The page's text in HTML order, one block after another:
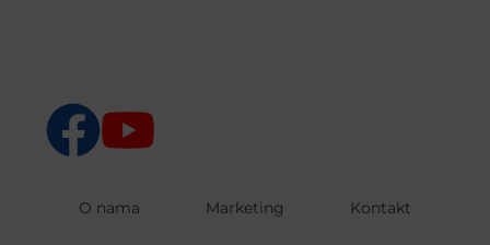
O nama Marketing Kontakt